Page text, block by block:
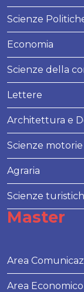
Scienze
Economia
Scienze della
Lettere
Architettura e
Scienze motorie
Agraria
Scienze
Master
Area
Area